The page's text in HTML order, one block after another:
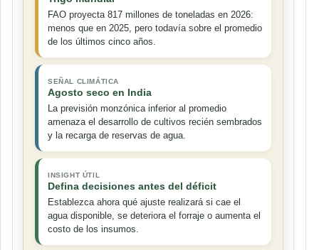
FAO proyecta 817 millones de toneladas en 2026:
menos que en 2025, pero todavía sobre el promedio
de los últimos cinco años.
SEÑAL CLIMÁTICA
Agosto seco en India
La previsión monzónica inferior al promedio
amenaza el desarrollo de cultivos recién sembrados
y la recarga de reservas de agua.
INSIGHT ÚTIL
Defina decisiones antes del déficit
Establezca ahora qué ajuste realizará si cae el
agua disponible, se deteriora el forraje o aumenta el
costo de los insumos.